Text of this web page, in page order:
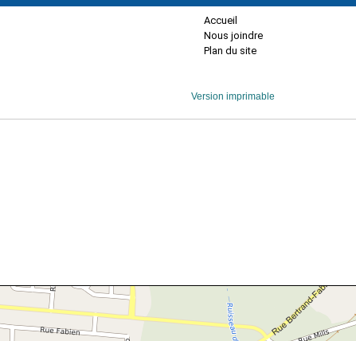
Accueil
Nous joindre
Plan du site
Version imprimable